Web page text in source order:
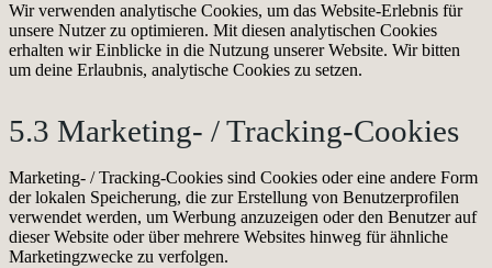
Wir verwenden analytische Cookies, um das Website-Erlebnis für
unsere Nutzer zu optimieren. Mit diesen analytischen Cookies
erhalten wir Einblicke in die Nutzung unserer Website. Wir bitten
um deine Erlaubnis, analytische Cookies zu setzen.
5.3 Marketing- / Tracking-Cookies
Marketing- / Tracking-Cookies sind Cookies oder eine andere Form
der lokalen Speicherung, die zur Erstellung von Benutzerprofilen
verwendet werden, um Werbung anzuzeigen oder den Benutzer auf
dieser Website oder über mehrere Websites hinweg für ähnliche
Marketingzwecke zu verfolgen.